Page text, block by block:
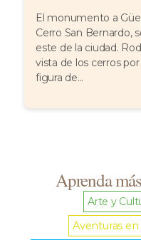
El monumento a
Cerro San Bernardo,
este de la ciudad.
vista de los cerros
figura de...
Aprenda
Arte y
Aventuras